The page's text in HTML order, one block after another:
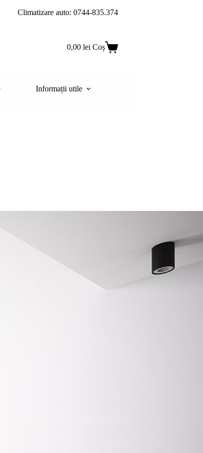
Climatizare auto: 0744-835.374
0,00 lei Coș
Informații utile